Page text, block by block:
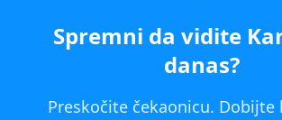
Spremni da vidite
danas?
Preskočite čekaonicu.